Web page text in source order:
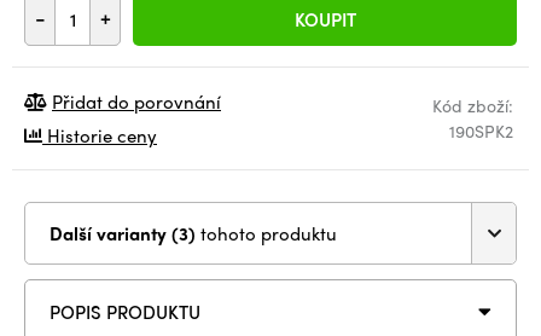
- + KOUPIT
Kód zboží:
190SPK2
Přidat do porovnání
Historie ceny
Další varianty (3) tohoto produktu
POPIS PRODUKTU